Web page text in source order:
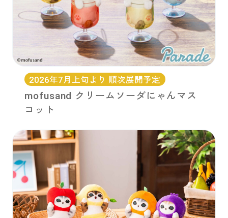
2026年7月上旬より 順次展開予定
mofusand クリームソーダにゃんマス
コット